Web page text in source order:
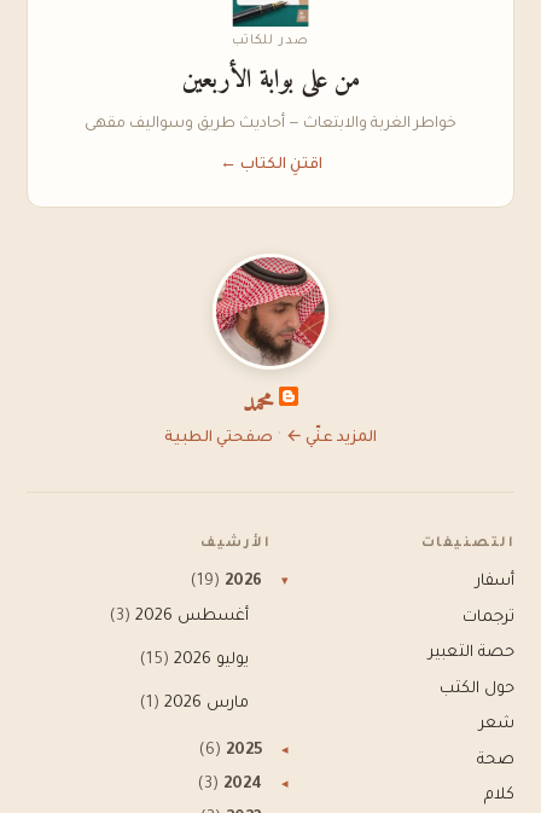
صدر للكاتب
من على بوابة الأربعين
خواطر الغربة والابتعاث — أحاديث طريق وسواليف مقهى
اقتنِ الكتاب ←
محمد
المزيد عنّي ← · صفحتي الطبية
التصنيفات
أسفار
ترجمات
حصة التعبير
حول الكتب
شعر
صحة
كلام
الأرشيف
▾
2026
(19)
أغسطس 2026 (3)
يوليو 2026 (15)
مارس 2026 (1)
◂
2025
(6)
◂
2024
(3)